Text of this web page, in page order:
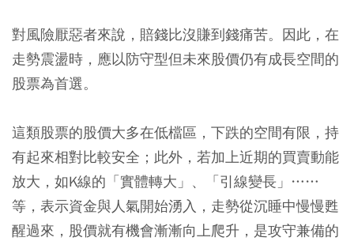
對風險厭惡者來說，賠錢比沒賺到錢痛苦。因此，在
走勢震盪時，應以防守型但未來股價仍有成長空間的
股票為首選。
這類股票的股價大多在低檔區，下跌的空間有限，持
有起來相對比較安全；此外，若加上近期的買賣動能
放大，如K線的「實體轉大」、「引線變長」……
等，表示資金與人氣開始湧入，走勢從沉睡中慢慢甦
醒過來，股價就有機會漸漸向上爬升，是攻守兼備的